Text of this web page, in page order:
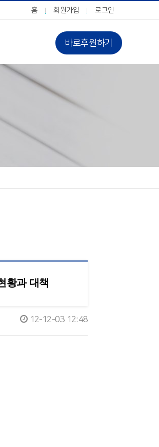
홈 회원가입 로그인
바로후원하기
황과 대책
12-12-03 12:48